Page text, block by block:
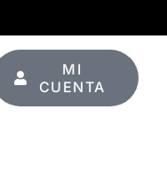
MI
CUENTA